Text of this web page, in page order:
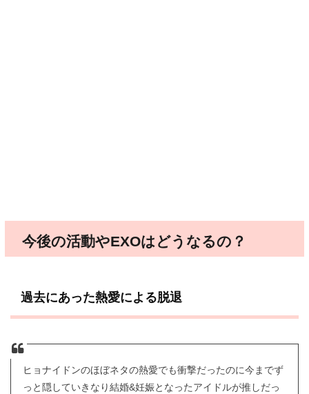
今後の活動やEXOはどうなるの？
過去にあった熱愛による脱退
ヒョナイドンのほぼネタの熱愛でも衝撃だったのに今までず
っと隠していきなり結婚&妊娠となったアイドルが推しだっ